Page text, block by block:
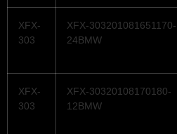
XFX-
303
XFX-303201081651170-
24BMW
XFX-
303
XFX-30320108170180-
12BMW